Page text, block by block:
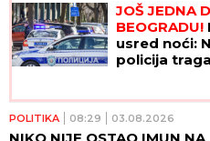
JOŠ JEDNA
BEOGRADU!
usred noći:
policija
POLITIKA 08:29 03.08.2026
NIKO NIJE OSTAO IMUN NA